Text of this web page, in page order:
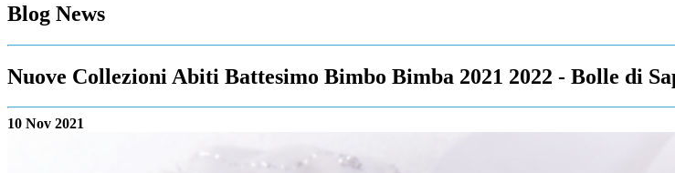
Blog News
Nuove Collezioni Abiti Battesimo Bimbo Bimba 2021 2022 - Bolle di
10 Nov 2021